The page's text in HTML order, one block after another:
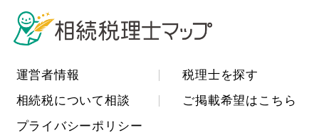
運営者情報
税理士を探す
相続税について相談
ご掲載希望はこちら
プライバシーポリシー